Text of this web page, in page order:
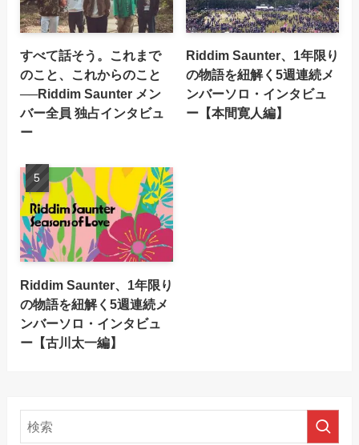
すべて話そう。これまで
のこと、これからのこと
──Riddim Saunter メン
バー全員 独占インタビュ
ー
Riddim Saunter、1年限り
の物語を紐解く5週連続メ
ンバーソロ・インタビュ
ー【本間寛人編】
Riddim Saunter、1年限り
の物語を紐解く5週連続メ
ンバーソロ・インタビュ
ー【古川太一編】